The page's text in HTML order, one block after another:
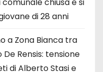
di 28 anni
a Zona Bianca tra
Rensis: tensione
di Alberto Stasi e